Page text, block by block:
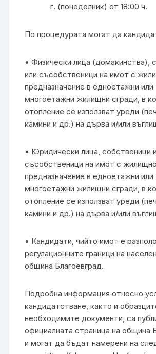
г. (понеделник) от 18:00 ч.
По процедурата могат да
• Физически лица (домакинства),
или съсобственици на имот с
предназначение в едноетажни или
многоетажни жилищни сгради, в
отопление се използват уреди
камини и др.) на дърва и/или
• Юридически лица, собственици
съсобственици на имот с жилищно
предназначение в едноетажни или
многоетажни жилищни сгради, в
отопление се използват уреди
камини и др.) на дърва и/или
• Кандидати, чийто имот е
регулационните граници на
община Благоевград.
Подробна информация относно
кандидатстване, както и
необходимите документи, са
официалната страница на община
и могат да бъдат намерени на